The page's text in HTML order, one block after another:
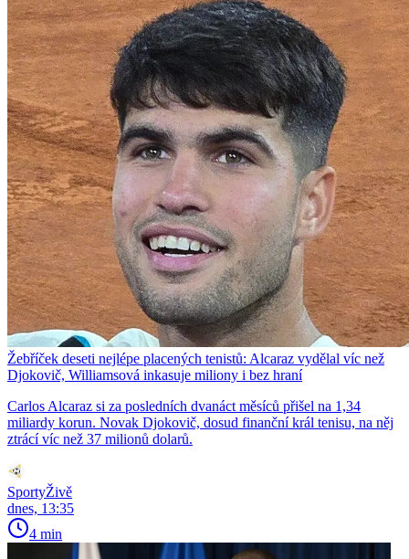
Žebříček deseti nejlépe placených tenistů: Alcaraz vydělal víc než
Djokovič, Williamsová inkasuje miliony i bez hraní
Carlos Alcaraz si za posledních dvanáct měsíců přišel na 1,34
miliardy korun. Novak Djokovič, dosud finanční král tenisu, na něj
ztrácí víc než 37 milionů dolarů.
SportyŽivě
dnes, 13:35
4 min